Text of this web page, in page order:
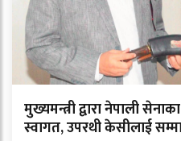
मुख्यमन्त्री द्वारा नेपाली
स्वागत, उपरथी केसीलाई